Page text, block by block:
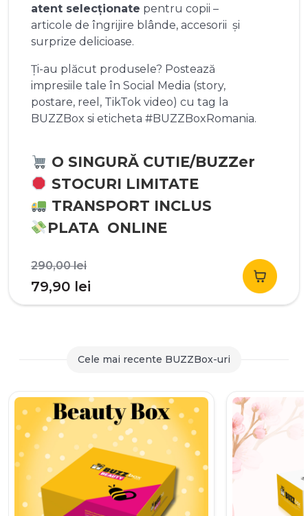
atent selecționate pentru copii –
articole de îngrijire blânde, accesorii și
surprize delicioase.
Ți-au plăcut produsele? Postează
impresiile tale în Social Media (story,
postare, reel, TikTok video) cu tag la
BUZZBox si eticheta #BUZZBoxRomania.
O SINGURĂ CUTIE/BUZZer
STOCURI LIMITATE
TRANSPORT INCLUS
PLATA ONLINE
290,00leiPrețul
inițial
a
290,00 lei.
79,90 lei
curent
79,90 lei.
Cele mai recente BUZZBox-uri